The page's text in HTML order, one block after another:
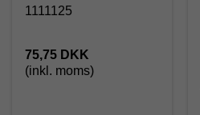
1111125
75,75 DKK
(inkl. moms)